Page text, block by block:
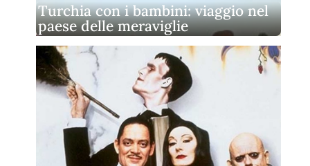
Turchia con i bambini: viaggio nel
paese delle meraviglie